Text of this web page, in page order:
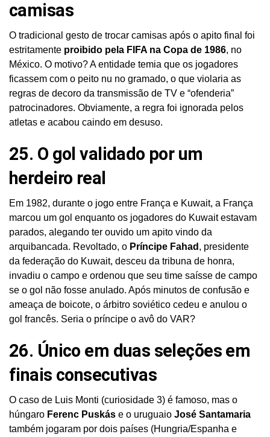
camisas
O tradicional gesto de trocar camisas após o apito final foi
estritamente proibido pela FIFA na Copa de 1986, no
México. O motivo? A entidade temia que os jogadores
ficassem com o peito nu no gramado, o que violaria as
regras de decoro da transmissão de TV e “ofenderia”
patrocinadores. Obviamente, a regra foi ignorada pelos
atletas e acabou caindo em desuso.
25. O gol validado por um
herdeiro real
Em 1982, durante o jogo entre França e Kuwait, a França
marcou um gol enquanto os jogadores do Kuwait estavam
parados, alegando ter ouvido um apito vindo da
arquibancada. Revoltado, o Príncipe Fahad , presidente
da federação do Kuwait, desceu da tribuna de honra,
invadiu o campo e ordenou que seu time saísse de campo
se o gol não fosse anulado. Após minutos de confusão e
ameaça de boicote, o árbitro soviético cedeu e anulou o
gol francês. Seria o príncipe o avô do VAR?
26. Único em duas seleções em
finais consecutivas
O caso de Luis Monti (curiosidade 3) é famoso, mas o
húngaro Ferenc Puskás e o uruguaio José Santamaria
também jogaram por dois países (Hungria/Espanha e